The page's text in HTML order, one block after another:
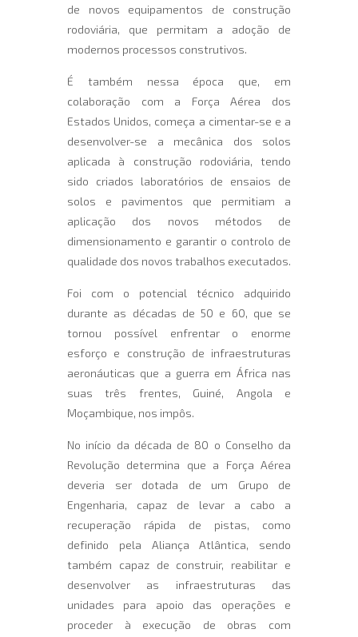
de novos equipamentos de construção
rodoviária, que permitam a adoção de
modernos processos construtivos.
É também nessa época que, em
colaboração com a Força Aérea dos
Estados Unidos, começa a cimentar-se e a
desenvolver-se a mecânica dos solos
aplicada à construção rodoviária, tendo
sido criados laboratórios de ensaios de
solos e pavimentos que permitiam a
aplicação dos novos métodos de
dimensionamento e garantir o controlo de
qualidade dos novos trabalhos executados.
Foi com o potencial técnico adquirido
durante as décadas de 50 e 60, que se
tornou possível enfrentar o enorme
esforço e construção de infraestruturas
aeronáuticas que a guerra em África nas
suas três frentes, Guiné, Angola e
Moçambique, nos impôs.
No início da década de 80 o Conselho da
Revolução determina que a Força Aérea
deveria ser dotada de um Grupo de
Engenharia, capaz de levar a cabo a
recuperação rápida de pistas, como
definido pela Aliança Atlântica, sendo
também capaz de construir, reabilitar e
desenvolver as infraestruturas das
unidades para apoio das operações e
proceder à execução de obras com